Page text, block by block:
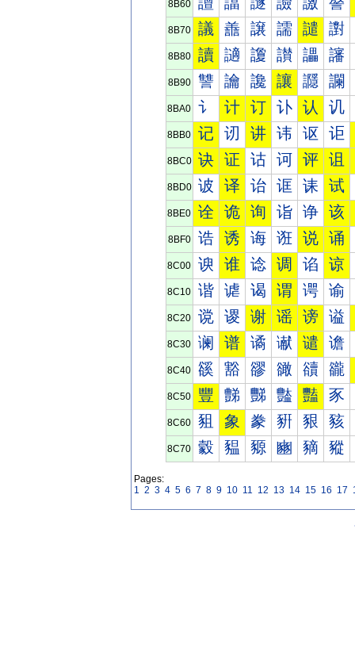
8B60
8B70 議 譱 譲 譳 譴 譵
8B80 讀 讁 讂 讃 讄 讅
8B90 讐 讑 讒 讓 讔 讕
8BA0 讠 计 订 讣 认 讥
8BB0 记 讱 讲 讳 讴 讵
8BC0 诀 证 诂 诃 评 诅
8BD0 诐 译 诒 诓 诔 试
8BE0 诠 诡 询 诣 诤 该
8BF0 诰 诱 诲 诳 说 诵
8C00 谀 谁 谂 调 谄 谅
8C10 谐 谑 谒 谓 谔 谕
8C20 谠 谡 谢 谣 谤 谥
8C30 谰 谱 谲 谳 谴 谵
8C40 豀 豁 豂 豃 豄 豅
8C50 豐 豑 豒 豓 豔 豕
8C60 豠 象 豢 豣 豤 豥
8C70 豰 豱 豲 豳 豴 豵
Pages:
1 2 3 4 5 6 7 8 9 10 11 12 13 14 15 16 17